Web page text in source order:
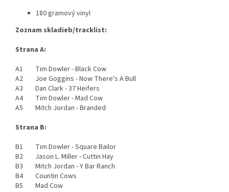
180 gramový vinyl
Zoznam skladieb/tracklist:
Strana A:
A1 Tim Dowler - Black Cow
A2 Joe Goggins - Now There's A Bull
A3 Dan Clark - 37 Heifers
A4 Tim Dowler - Mad Cow
A5 Mitch Jordan - Branded
Strana B:
B1 Tim Dowler - Square Bailor
B2 Jason L. Miller - Cuttin Hay
B3 Mitch Jordan - Y Bar Ranch
B4 Countin Cows
B5 Mad Cow